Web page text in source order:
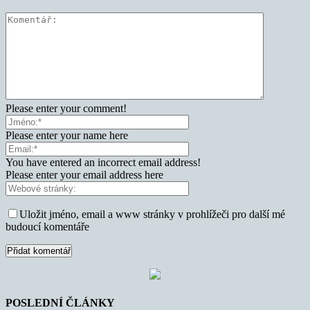
Please enter your comment!
Please enter your name here
You have entered an incorrect email address!
Please enter your email address here
Uložit jméno, email a www stránky v prohlížeči pro další mé
budoucí komentáře
POSLEDNÍ ČLÁNKY